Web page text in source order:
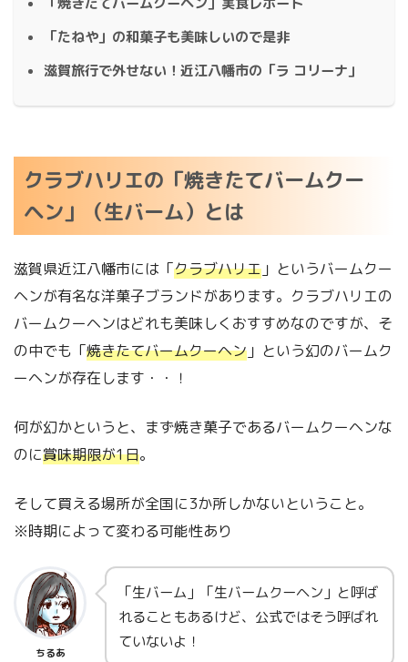
「たねや」の和菓子も美味しいので是非
滋賀旅行で外せない！近江八幡市の「ラ コリーナ」
クラブハリエの「焼きたてバームクー
ヘン」（生バーム）とは
滋賀県近江八幡市には「クラブハリエ 」というバームクー
ヘンが有名な洋菓子ブランドがあります。クラブハリエの
バームクーヘンはどれも美味しくおすすめなのですが、そ
の中でも「焼きたてバームクーヘン 」という幻のバームク
ーヘンが存在します・・！
何が幻かというと、まず焼き菓子であるバームクーヘンな
のに賞味期限が1日。
そして買える場所が全国に3か所しかないということ。
※時期によって変わる可能性あり
ちるあ
「生バーム」「生バームクーヘン」と呼ば
れることもあるけど、公式ではそう呼ばれ
ていないよ！